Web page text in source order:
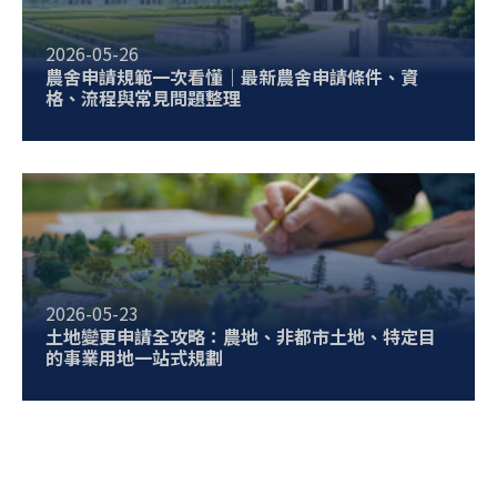
2026-05-26
農舍申請規範一次看懂｜最新農舍申請條件、資
格、流程與常見問題整理
2026-05-23
土地變更申請全攻略：農地、非都市土地、特定目
的事業用地一站式規劃